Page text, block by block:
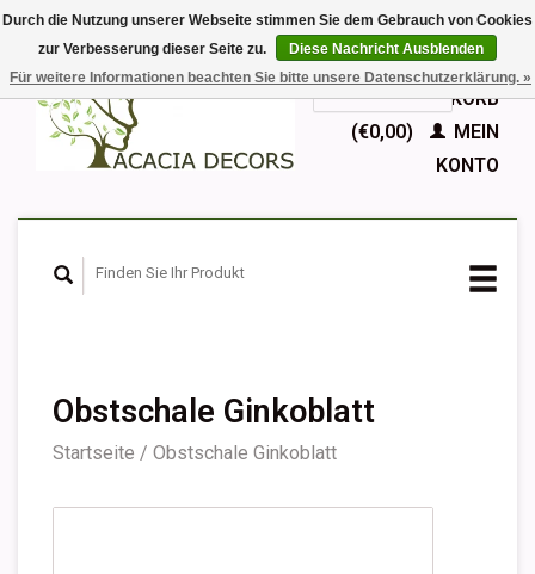
EUR
GBPDeutsch
Nederlands
English
IHR WARENKORB
(€0,00)
MEIN
KONTO
Obstschale Ginkoblatt
Startseite / Obstschale Ginkoblatt
Durch die Nutzung unserer Webseite stimmen Sie dem Gebrauch von Cookies
zur Verbesserung dieser Seite zu.
Diese Nachricht Ausblenden
Für weitere Informationen beachten Sie bitte unsere Datenschutzerklärung. »